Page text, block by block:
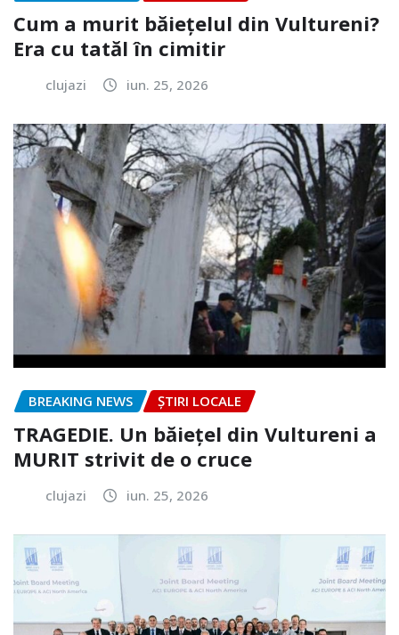
Cum a murit băiețelul din Vultureni?
Era cu tatăl în cimitir
clujazi iun. 25, 2026
BREAKING NEWS ȘTIRI LOCALE
TRAGEDIE. Un băiețel din Vultureni a
MURIT strivit de o cruce
clujazi iun. 25, 2026